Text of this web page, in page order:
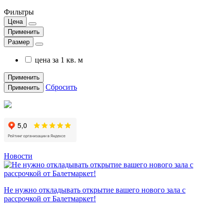
Фильтры
Цена
Применить
Размер
цена за 1 кв. м
Применить
Применить
Сбросить
Новости
Не нужно откладывать открытие вашего нового зала с
рассрочкой от Балетмаркет!